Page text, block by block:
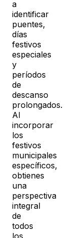
a
identificar
puentes,
días
festivos
especiales
y
períodos
de
descanso
prolongados.
Al
incorporar
los
festivos
municipales
específicos,
obtienes
una
perspectiva
integral
de
todos
los